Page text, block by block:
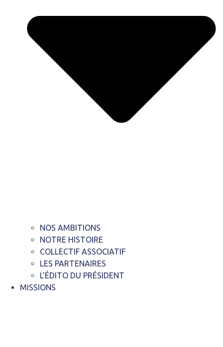
NOS AMBITIONS
NOTRE HISTOIRE
COLLECTIF ASSOCIATIF
LES PARTENAIRES
L’ÉDITO DU PRÉSIDENT
MISSIONS